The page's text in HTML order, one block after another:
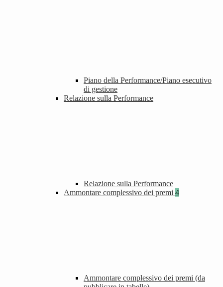
Piano della Performance/Piano esecutivo
di gestione
Relazione sulla Performance
Relazione sulla Performance
Ammontare complessivo dei premi 4
Ammontare complessivo dei premi (da